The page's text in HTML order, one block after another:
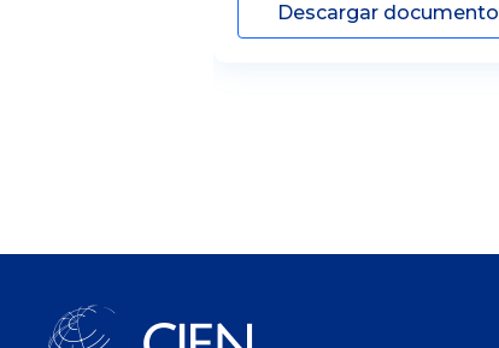
Descargar documento